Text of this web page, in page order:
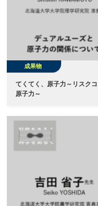
成果物
てくてく、原子力～リスク
原子力～